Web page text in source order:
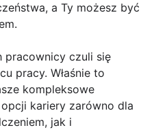
a Ty możesz być
pracownicy czuli się
pracy. Właśnie to
kompleksowe
kariery zarówno dla
jak i